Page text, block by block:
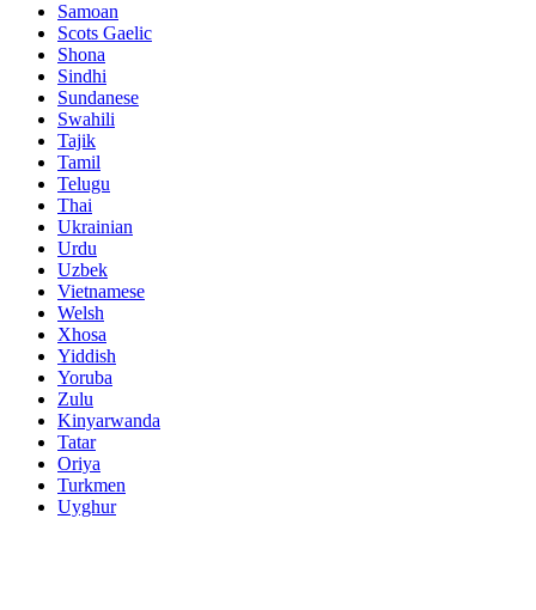
Samoan
Scots Gaelic
Shona
Sindhi
Sundanese
Swahili
Tajik
Tamil
Telugu
Thai
Ukrainian
Urdu
Uzbek
Vietnamese
Welsh
Xhosa
Yiddish
Yoruba
Zulu
Kinyarwanda
Tatar
Oriya
Turkmen
Uyghur